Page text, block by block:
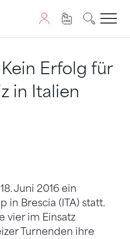
wird JavaScript benötigt.
Erfolg für
in Italien
Juni 2016 ein
in Brescia (ITA) statt.
vier im Einsatz
Turnenden ihre